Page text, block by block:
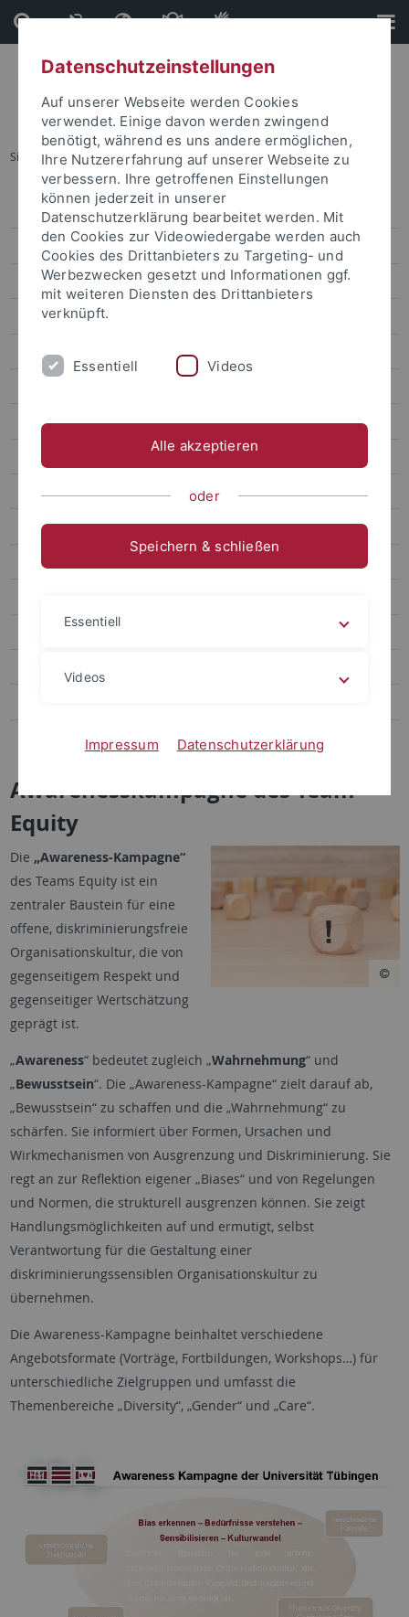
Direkt
zum
Inhalt
Direkt
zur
Fußleiste
Sie sind hier: Startseite ... Awarenesskampagne
Policies - Strategien
Service
Förderprogramme
Handlungsfelder
Antidiskriminierung
Diversität und Gender in der Lehre
Antiziganismus
Barrierefreiheit
Gendergerechte Sprache
Kontakt Team Equity
Awarenesskampagne des Team
Equity
Die „Awareness-Kampagne“
des Teams Equity ist ein
zentraler Baustein für eine
offene, diskriminierungs­freie
Organisationskultur, die von
gegenseitigem Respekt und
gegenseitiger Wertschätzung
geprägt ist.
„Awareness“ bedeutet zugleich „Wahrnehmung“ und
„Bewusstsein“. Die „Awareness-Kampagne“ zielt darauf ab,
„Bewusstsein“ zu schaffen und die „Wahrnehmung“ zu
schärfen. Sie informiert über Formen, Ursachen und
Wirkmechanis­men von Ausgrenzung und Diskriminierung. Sie
regt an zur Reflektion eigener „Biases“ und von Regelungen
und Normen, die strukturell ausgrenzen können. Sie zeigt
Handlungs­möglichkeiten auf und ermutigt, selbst
Verantwortung für die Gestaltung einer
diskriminierungssensiblen Organisationskultur zu
übernehmen.
Die Awareness-Kampagne beinhaltet verschiedene
Angebotsformate (Vorträge, Fortbildungen, Workshops…) für
unterschiedliche Zielgruppen und umfasst die
Themenbereiche „Diversity“, „Gender“ und „Care“.
Datenschutzeinstellungen
Auf unserer Webseite werden Cookies
verwendet. Einige davon werden zwingend
benötigt, während es uns andere ermöglichen,
Ihre Nutzererfahrung auf unserer Webseite zu
verbessern. Ihre getroffenen Einstellungen
können jederzeit in unserer
Datenschutzerklärung bearbeitet werden. Mit
den Cookies zur Videowiedergabe werden auch
Cookies des Drittanbieters zu Targeting- und
Werbezwecken gesetzt und Informationen ggf.
mit weiteren Diensten des Drittanbieters
verknüpft.
Essentiell Videos
Alle akzeptieren
oder
Speichern & schließen
Essentiell
Videos
Impressum Datenschutzerklärung